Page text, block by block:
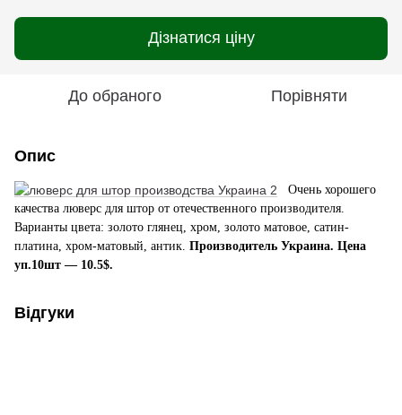
Дізнатися ціну
До обраного Порівняти
Опис
Очень хорошего
качества люверс для штор от отечественного производителя.
Варианты цвета: золото глянец, хром, золото матовое, сатин-
платина, хром-матовый, антик. Производитель Украина. Цена
уп.10шт — 10.5$.
Відгуки